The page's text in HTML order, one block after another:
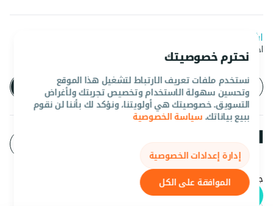
نحترم خصوصيتك
نستخدم ملفات تعريف الارتباط لتشغيل هذا الموقع
وتحسين سهولة الاستخدام وتخصيص تجربتك ولأغراض
التسويق. خصوصيتك هي أولويتنا، ونؤكد لك بأننا لن نقوم
ببيع بياناتك. سياسة الخصوصية
إدارة إعدادات الخصوصية
الموافقة على الكل
اشترك في نشرتنا الإخبارية
احصل على آخر العروض والأخبار من المروان
جميع الحقوق محفوظه المروان 2026©.